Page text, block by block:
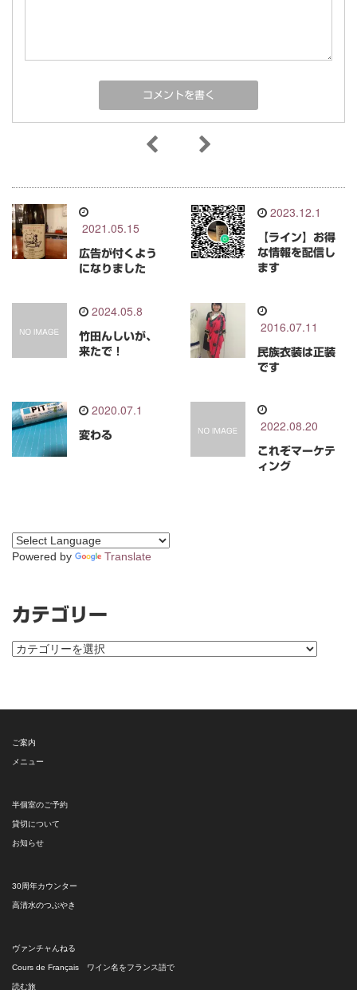
2021.05.15
広告が付くよう
になりました
2023.12.1
【ライン】お得
な情報を配信し
ます
2024.05.8
竹田んしいが、
来たで！
2016.07.11
民族衣装は正装
です
2020.07.1
変わる
2022.08.20
これぞマーケテ
ィング
Powered by Translate
カテゴリー
カ
ー
ご案内
メニュー
半個室のご予約
貸切について
お知らせ
30周年カウンター
高清水のつぶやき
ヴァンチャんねる
Cours de Français ワイン名をフランス語で
読む旅